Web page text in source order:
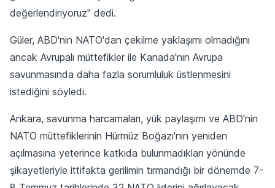
değerlendiriyoruz" dedi.
Güler, ABD'nin NATO'dan ​çekilme yaklaşımı ​olmadığını
ancak Avrupalı müttefikler ile Kanada'nın Avrupa ​
savunmasında daha fazla sorumluluk üstlenmesini
istediğini söyledi.
Ankara, savunma harcamaları, yük paylaşımı ve ABD'nin
NATO müttefiklerinin Hürmüz ‌Boğazı'nın yeniden
açılmasına ​yeterince katkıda bulunmadıkları yönünde
şikayetleriyle ittifakta gerilimin tırmandığı bir dönemde 7-